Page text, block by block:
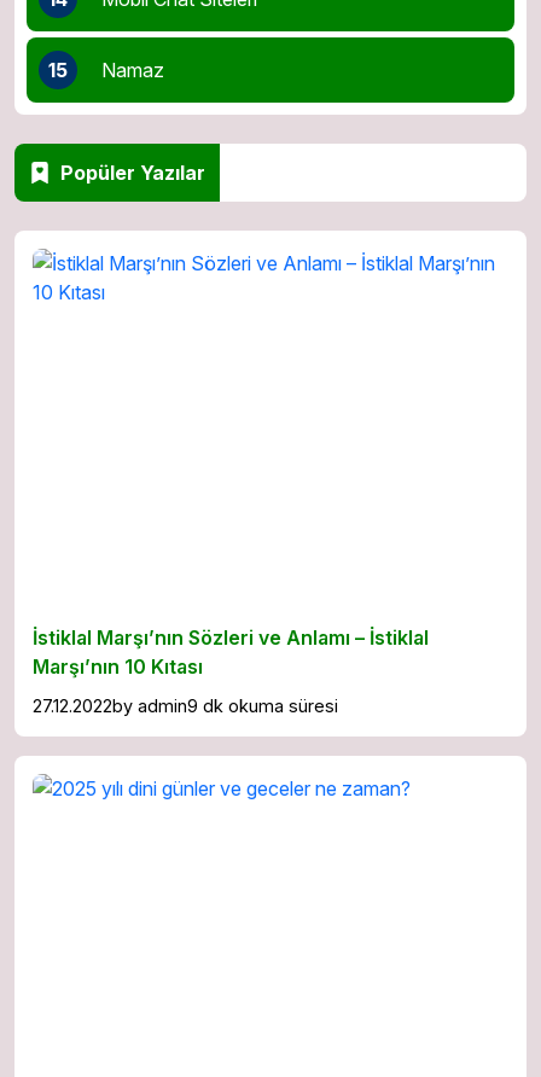
15 Namaz
Popüler Yazılar
İstiklal Marşı’nın Sözleri ve Anlamı – İstiklal
Marşı’nın 10 Kıtası
27.12.2022by admin9 dk okuma süresi